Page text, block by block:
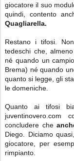
giocatore il suo
quindi, contento
Quagliarella.
Restano i tifosi.
tedeschi che,
né quando un
Brema) né quando
quanto si legge, gli
le domeniche.
Quanto ai tifosi
juventinovero.com
concludere che
Diego. Diciamo
giocatore, per
rimpianto.